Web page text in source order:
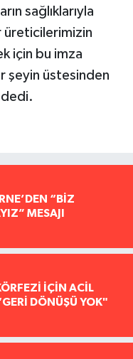
sağlıklarıyla
üreticilerimizin
için bu imza
şeyin üstesinden
“BİZ
MESAJI
İÇİN ACİL
DÖNÜŞÜ YOK"